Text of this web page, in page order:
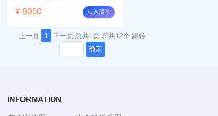
¥ 9000 加入清单
上一页 1 下一页 总共1页 总共12个 跳转
确定
INFORMATION